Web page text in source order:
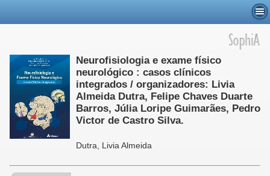
Neurofisiologia e exame físico
neurológico : casos clínicos
integrados / organizadores: Livia
Almeida Dutra, Felipe Chaves Duarte
Barros, Júlia Loripe Guimarães, Pedro
Victor de Castro Silva.
Dutra, Livia Almeida